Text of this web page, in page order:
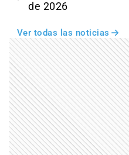
de 2026
Ver todas las noticias